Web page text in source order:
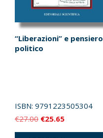
“Liberazioni” e pensiero
politico
ISBN: 9791223505304
€27.00 Il
prezzo
€25.65Il
prezzo